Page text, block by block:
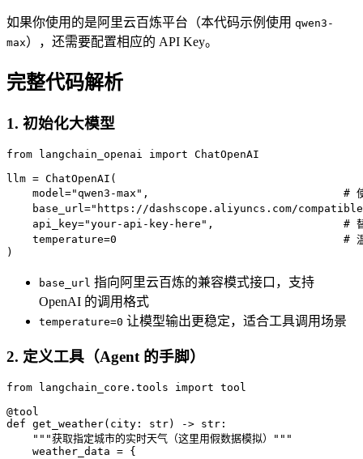
如果你使用的是阿里云百炼平台（本代码示例使用 qwen3-
max），还需要配置相应的 API Key。
完整代码解析
1. 初始化大模型
from langchain_openai import ChatOpenAI
llm = ChatOpenAI(
    model=
"qwen3-max" , #
    base_url=
"https://dashscope.aliyuncs.com/
    api_key=
"your-api-key-here" , #
    temperature=
0
#
)
base_url 指向阿里云百炼的兼容模式接口，支持
OpenAI 的调用格式
temperature=0 让模型输出更稳定，适合工具调用场景
2. 定义工具（Agent 的手脚）
from langchain_core.tools import tool
@tool
def get_weather( city: str) -> str :
"""获取指定城市的实时天气（这里用假数据模拟）"""
    weather_data = {